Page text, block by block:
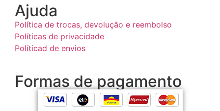
Ajuda
Política de trocas, devolução e reembolso
Políticas de privacidade
Políticad de envios
Formas de pagamento